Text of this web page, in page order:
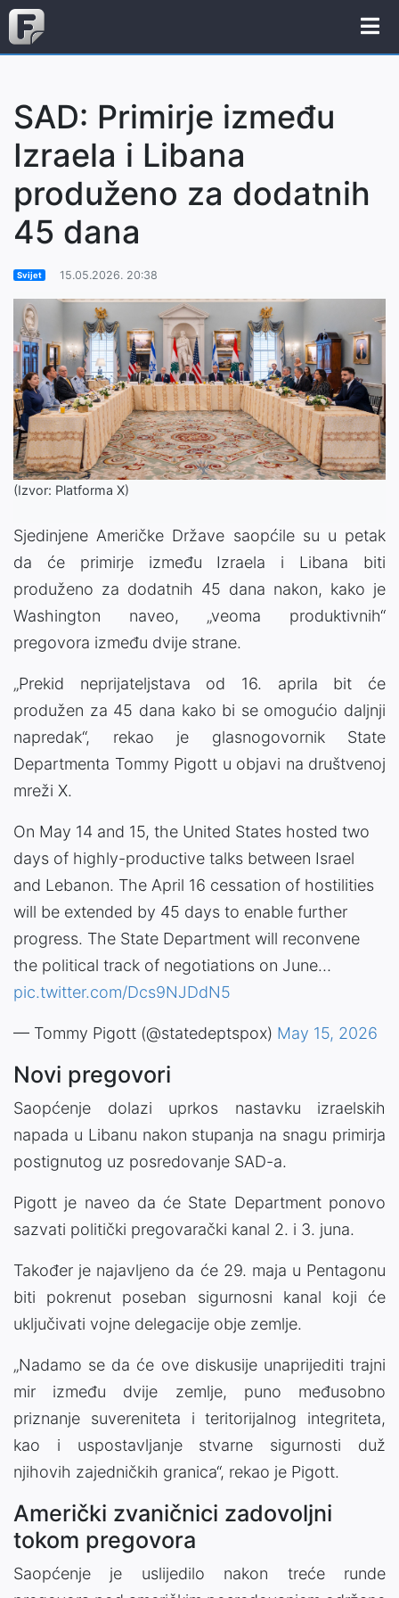
SAD: Primirje između
Izraela i Libana
produženo za dodatnih
45 dana
Svijet 15.05.2026. 20:38
(Izvor: Platforma X)
Sjedinjene Američke Države saopćile su u petak
da će primirje između Izraela i Libana biti
produženo za dodatnih 45 dana nakon, kako je
Washington naveo, „veoma produktivnih“
pregovora između dvije strane.
„Prekid neprijateljstava od 16. aprila bit će
produžen za 45 dana kako bi se omogućio daljnji
napredak“, rekao je glasnogovornik State
Departmenta Tommy Pigott u objavi na društvenoj
mreži X.
On May 14 and 15, the United States hosted two
days of highly-productive talks between Israel
and Lebanon. The April 16 cessation of hostilities
will be extended by 45 days to enable further
progress. The State Department will reconvene
the political track of negotiations on June…
pic.twitter.com/Dcs9NJDdN5
— Tommy Pigott (@statedeptspox) May 15, 2026
Novi pregovori
Saopćenje dolazi uprkos nastavku izraelskih
napada u Libanu nakon stupanja na snagu primirja
postignutog uz posredovanje SAD-a.
Pigott je naveo da će State Department ponovo
sazvati politički pregovarački kanal 2. i 3. juna.
Također je najavljeno da će 29. maja u Pentagonu
biti pokrenut poseban sigurnosni kanal koji će
uključivati vojne delegacije obje zemlje.
„Nadamo se da će ove diskusije unaprijediti trajni
mir između dvije zemlje, puno međusobno
priznanje suvereniteta i teritorijalnog integriteta,
kao i uspostavljanje stvarne sigurnosti duž
njihovih zajedničkih granica“, rekao je Pigott.
Američki zvaničnici zadovoljni
tokom pregovora
Saopćenje je uslijedilo nakon treće runde